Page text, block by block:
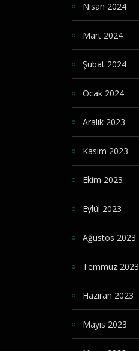
Nisan 2024
Mart 2024
Şubat 2024
Ocak 2024
Aralık 2023
Kasım 2023
Ekim 2023
Eylül 2023
Ağustos 2023
Temmuz 2023
Haziran 2023
Mayıs 2023